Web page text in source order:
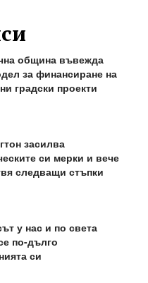
община въвежда
за финансиране на
градски проекти
засилва
си мерки и вече
следващи стъпки
у нас и по света
по-дълго
си